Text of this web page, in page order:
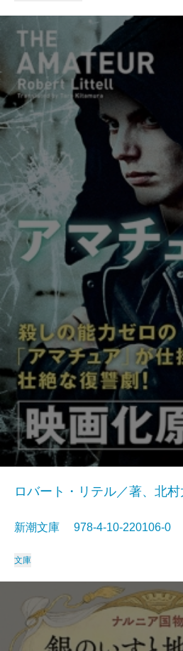
ロバート・リテル／著、北村
新潮文庫 978-4-10-220106-
文庫